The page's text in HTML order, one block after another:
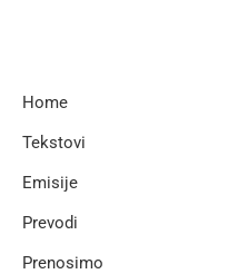
Home
Tekstovi
Emisije
Prevodi
Prenosimo